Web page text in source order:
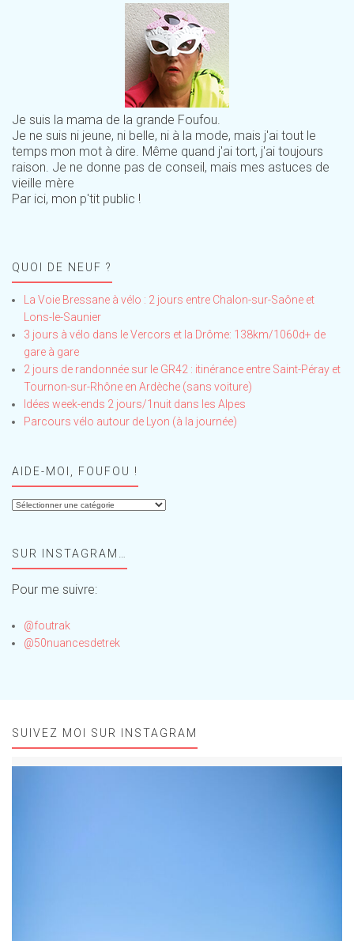
Je suis la mama de la grande Foufou.
Je ne suis ni jeune, ni belle, ni à la mode, mais j'ai tout le
temps mon mot à dire. Même quand j'ai tort, j'ai toujours
raison. Je ne donne pas de conseil, mais mes astuces de
vieille mère
Par ici, mon p'tit public !
QUOI DE NEUF ?
La Voie Bressane à vélo : 2 jours entre Chalon-sur-Saône et
Lons-le-Saunier
3 jours à vélo dans le Vercors et la Drôme: 138km/1060d+ de
gare à gare
2 jours de randonnée sur le GR42 : itinérance entre Saint-Péray et
Tournon-sur-Rhône en Ardèche (sans voiture)
Idées week-ends 2 jours/1nuit dans les Alpes
Parcours vélo autour de Lyon (à la journée)
AIDE-MOI, FOUFOU !
Aide-
!SUR INSTAGRAM…
Pour me suivre:
@foutrak
@50nuancesdetrek
SUIVEZ MOI SUR INSTAGRAM